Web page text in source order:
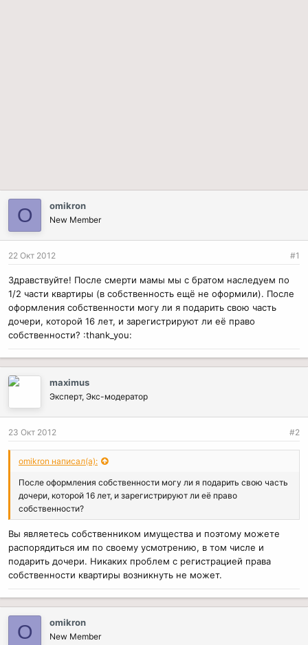
O omikron
New Member
22 Окт 2012 #1
Здравствуйте! После смерти мамы мы с братом наследуем по
1/2 части квартиры (в собственность ещё не оформили). После
оформления собственности могу ли я подарить свою часть
дочери, которой 16 лет, и зарегистрируют ли её право
собственности? :thank_you:
maximus
Эксперт, Экс-модератор
23 Окт 2012 #2
omikron написал(а):
После оформления собственности могу ли я подарить свою часть
дочери, которой 16 лет, и зарегистрируют ли её право
собственности?
Вы являетесь собственником имущества и поэтому можете
распорядиться им по своему усмотрению, в том числе и
подарить дочери. Никаких проблем с регистрацией права
собственности квартиры возникнуть не может.
O omikron
New Member